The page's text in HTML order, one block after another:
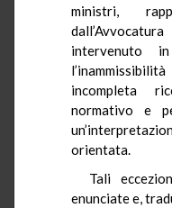
ministri,
intervenuto
incompleta
normativo e
orientata.
Tali
enunciate e,